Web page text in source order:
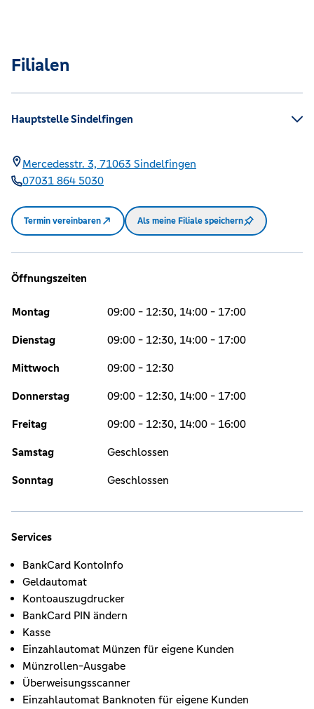
Filialen
Hauptstelle Sindelfingen
Mercedesstr. 3, 71063 Sindelfingen
07031 864 5030
Termin vereinbaren Als meine Filiale speichern
Öffnungszeiten
Montag 09:00 - 12:30, 14:00 - 17:00
Dienstag 09:00 - 12:30, 14:00 - 17:00
Mittwoch 09:00 - 12:30
Donnerstag 09:00 - 12:30, 14:00 - 17:00
Freitag 09:00 - 12:30, 14:00 - 16:00
Samstag Geschlossen
Sonntag Geschlossen
Services
BankCard KontoInfo
Geldautomat
Kontoauszugdrucker
BankCard PIN ändern
Kasse
Einzahlautomat Münzen für eigene Kunden
Münzrollen-Ausgabe
Überweisungsscanner
Einzahlautomat Banknoten für eigene Kunden